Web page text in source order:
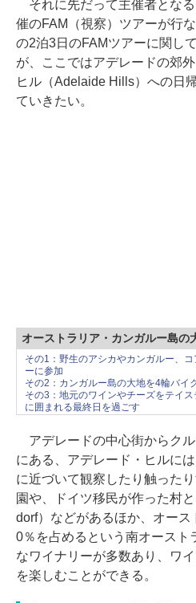
それに先だって主催者とな
催のFAM（視察）ツアーが行
の2泊3日のFAMツアーに関し
が、ここではアデレードの郊
ヒル（Adelaide Hills）への日
ていきたい。
オーストラリア・カンガルー島の
その1：野生のアシカやカンガルー、
ーに参加
その2：カンガルー島の大地を4輪バイ
その3：地元のワインやチーズをテイ
に囲まれる最終日を過ごす
アデレードの中心街からク
にある、アデレード・ヒルに
に近づいて観察したり触った
園や、ドイツ移民が作った村
dorf）などがあるほか、オー
0％を占めるという南オースト
なワイナリーが多数あり、ワ
を楽しむことができる。